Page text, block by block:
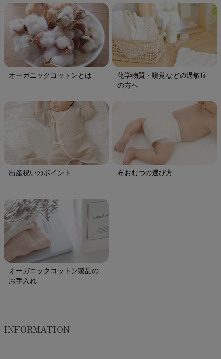
オーガニックコットンとは
化学物質・嗅覚などの過敏症
の方へ
出産祝いのポイント 布おむつの選び方
オーガニックコットン製品の
お手入れ
INFORMATION